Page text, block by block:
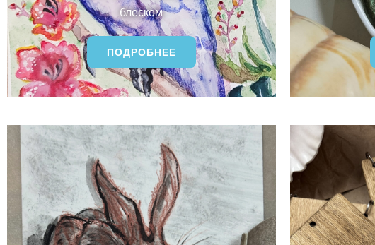
блеском
ПОДРОБНЕЕ